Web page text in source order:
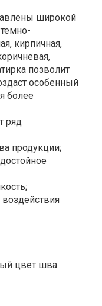
широкой
кирпичная,
позволит
особенный
более
ряд
продукции;
цвет шва.